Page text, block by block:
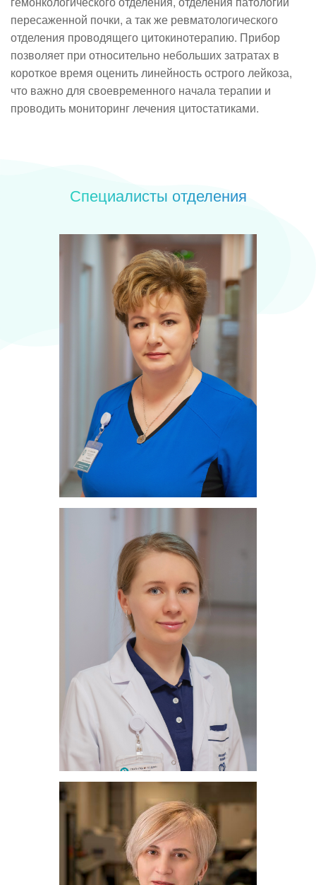
пересаженной почки, а так же ревматологического
отделения проводящего цитокинотерапию. Прибор
позволяет при относительно небольших затратах в
короткое время оценить линейность острого лейкоза,
что важно для своевременного начала терапии и
проводить мониторинг лечения цитостатиками.
Специалисты отделения